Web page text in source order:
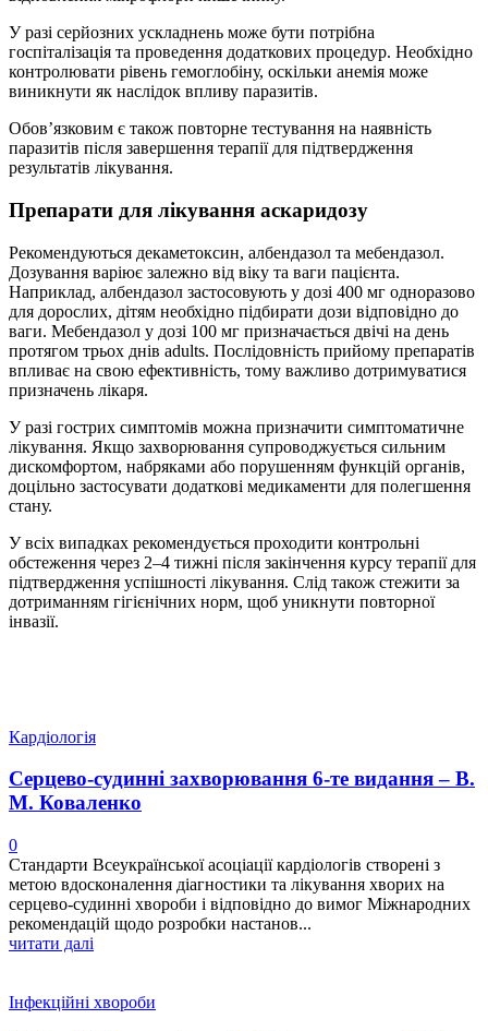
У разі серйозних ускладнень може бути потрібна
госпіталізація та проведення додаткових процедур. Необхідно
контролювати рівень гемоглобіну, оскільки анемія може
виникнути як наслідок впливу паразитів.
Обов’язковим є також повторне тестування на наявність
паразитів після завершення терапії для підтвердження
результатів лікування.
Препарати для лікування аскаридозу
Рекомендуються декаметоксин, албендазол та мебендазол.
Дозування варіює залежно від віку та ваги пацієнта.
Наприклад, албендазол застосовують у дозі 400 мг одноразово
для дорослих, дітям необхідно підбирати дози відповідно до
ваги. Мебендазол у дозі 100 мг призначається двічі на день
протягом трьох днів adults. Послідовність прийому препаратів
впливає на свою ефективність, тому важливо дотримуватися
призначень лікаря.
У разі гострих симптомів можна призначити симптоматичне
лікування. Якщо захворювання супроводжується сильним
дискомфортом, набряками або порушенням функцій органів,
доцільно застосувати додаткові медикаменти для полегшення
стану.
У всіх випадках рекомендується проходити контрольні
обстеження через 2–4 тижні після закінчення курсу терапії для
підтвердження успішності лікування. Слід також стежити за
дотриманням гігієнічних норм, щоб уникнути повторної
інвазії.
Кардіологія
Серцево-судинні захворювання 6-те видання – В.
М. Коваленко
0
Стандарти Всеукраїнської асоціації кардіологів створені з
метою вдосконалення діагностики та лікування хворих на
серцево-судинні хвороби і відповідно до вимог Міжнародних
рекомендацій щодо розробки настанов...
читати далі
Інфекційні хвороби